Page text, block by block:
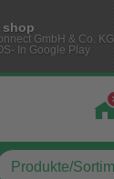
shop
GmbH & Co. KG
In Google Play